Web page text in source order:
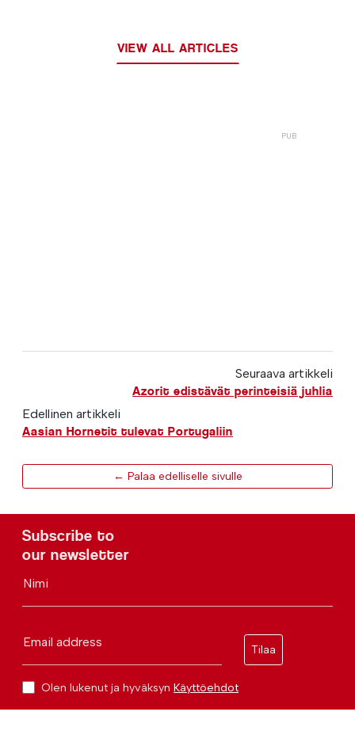
VIEW ALL ARTICLES
Seuraava artikkeli
Azorit edistävät perinteisiä juhlia
Edellinen artikkeli
Aasian Hornetit tulevat Portugaliin
← Palaa edelliselle sivulle
Subscribe to
our newsletter
Nimi
Email address
Tilaa
Olen lukenut ja hyväksyn Käyttöehdot